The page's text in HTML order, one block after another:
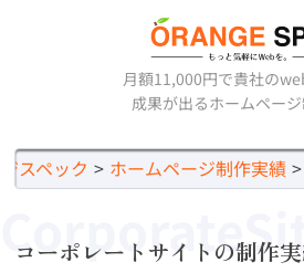
月額11,000円で貴社の
成果が出るホームペー
スペック ホームページ制作実績
コーポレートサイトの制作